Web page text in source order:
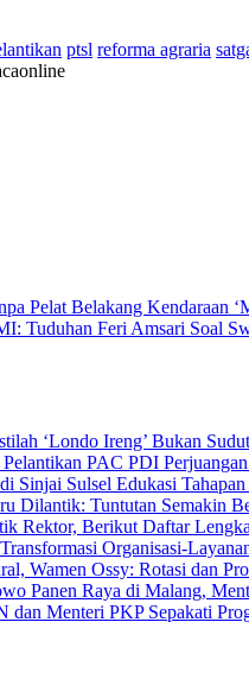
ptsl reforma agraria
Pelat Belakang Kendaraan
Tuduhan Feri Amsari Soal
‘Londo Ireng’ Bukan
PAC PDI
Sinjai Sulsel Edukasi Tahapan
Dilantik: Tuntutan Semakin
Rektor, Berikut Daftar
Organisasi-
Wamen Ossy: Rotasi dan
Panen Raya di Malang,
Menteri PKP Sepakati